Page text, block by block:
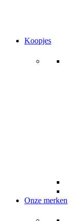
Koopjes
Onze merken